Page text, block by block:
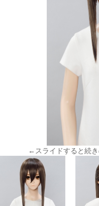
←スライドすると続